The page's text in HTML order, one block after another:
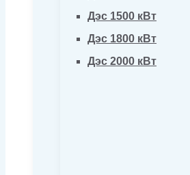
Дэс 1500 кВт
Дэс 1800 кВт
Дэс 2000 кВт